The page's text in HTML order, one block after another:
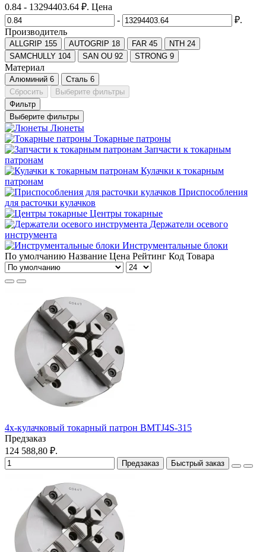
0.84 - 13294403.64 ₽. Цена
-
₽.
Производитель
ALLGRIP 155 AUTOGRIP 18 FAR 45 NTH 24
SAMCHULLY 104 SAN OU 92 STRONG 9
Материал
Алюминий 6 Сталь 6
Сбросить
Выберите фильтры
Фильтр
Выберите фильтры
Люнеты
Токарные патроны
Запчасти к токарным
патронам
Кулачки к токарным
патронам
Приспособления
для расточки кулачков
Центры токарные
Держатели осевого
инструмента
Инструментальные блоки
По умолчанию Название Цена Рейтинг Код Товара
4х-кулачковый токарный патрон BMTJ4S-315
Предзаказ
124 588,80 ₽.
Предзаказ Быстрый заказ